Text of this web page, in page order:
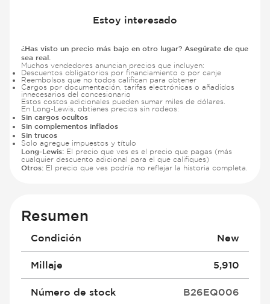
Estoy interesado
¿Has visto un precio más bajo en otro lugar? Asegúrate de que
sea real.
Muchos vendedores anuncian precios que incluyen:
Descuentos obligatorios por financiamiento o por canje
Reembolsos que no todos califican para obtener
Cargos por documentación, tarifas electrónicas o añadidos
innecesarios del concesionario
Estos costos adicionales pueden sumar miles de dólares.
En Long-Lewis, obtienes precios sin rodeos:
Sin cargos ocultos
Sin complementos inflados
Sin trucos
Solo agregue impuestos y título
Long-Lewis: El precio que ves es el precio que pagas (más
cualquier descuento adicional para el que califiques)
Otros: El precio que ves podría no reflejar la historia completa.
Resumen
Condición New
Millaje 5,910
Número de stock B26EQ006